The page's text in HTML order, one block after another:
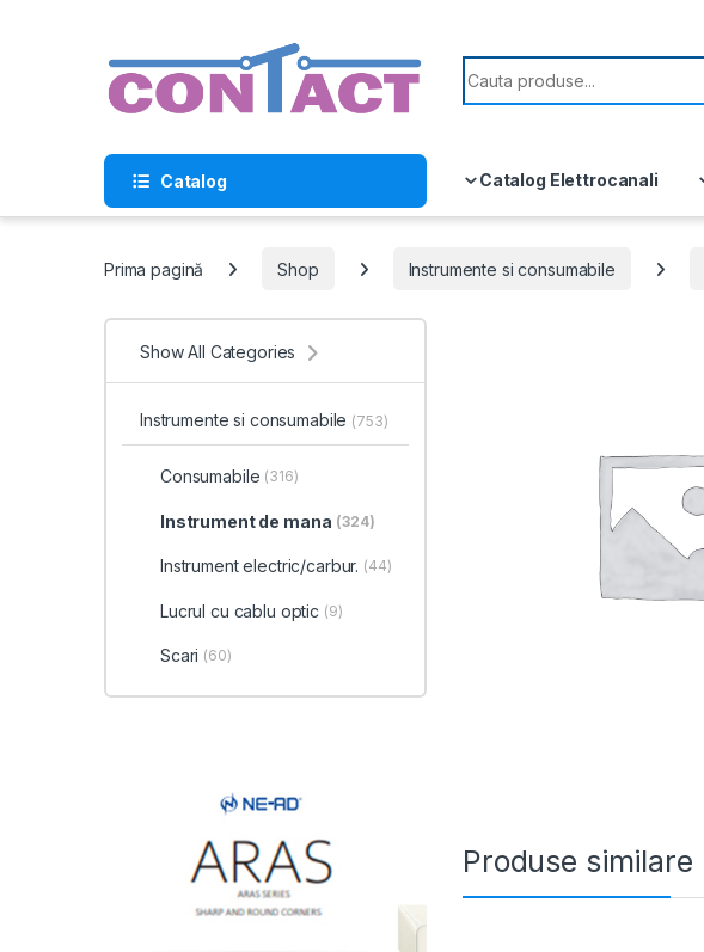
Search for:
Catalog Catalog Elettrocanali
Prima pagină Shop Instrumente si consumabile
Produse similare
Show All Categories
Instrumente si consumabile (753)
Consumabile (316)
Instrument de mana (324)
Instrument electric/carbur. (44)
Lucrul cu cablu optic (9)
Scari (60)